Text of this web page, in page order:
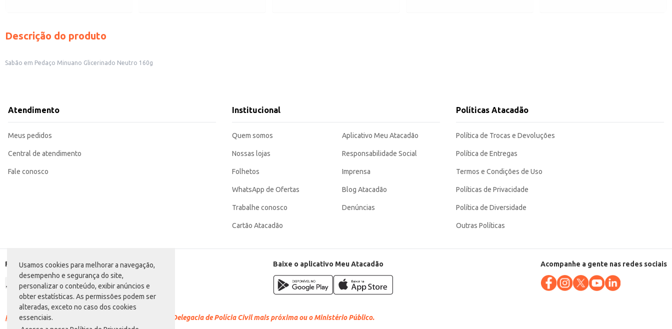
Usamos cookies para melhorar a navegação,
desempenho e segurança do site,
personalizar o conteúdo, exibir anúncios e
obter estatísticas. As permissões podem ser
alteradas, exceto no caso dos cookies
essenciais.
Descrição do produto
Sabão em Pedaço Minuano Glicerinado Neutro 160g
Atendimento
Meus pedidos
Central de atendimento
Fale conosco
Institucional
Quem somos
Nossas lojas
Folhetos
WhatsApp de Ofertas
Trabalhe conosco
Cartão Atacadão
Aplicativo Meu Atacadão
Responsabilidade Social
Imprensa
Blog Atacadão
Denúncias
Políticas Atacadão
Política de Trocas e Devoluções
Política de Entregas
Termos e Condições de Uso
Políticas de Privacidade
Política de Diversidade
Outras Políticas
Formas de pagamento Baixe o aplicativo Meu Atacadão Acompanhe a gente nas redes sociais
Racismo é crime. Denuncie. Disque 100 ou procure a Delegacia de Polícia Civil mais próxima ou o Ministério Público.